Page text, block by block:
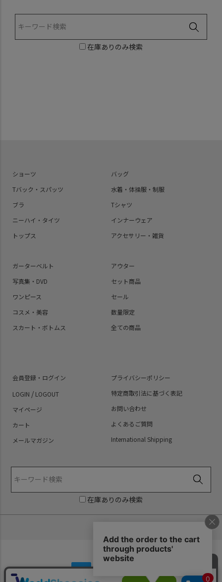
在庫ありのみ検索
ショーツ
Tバック・スパッツ
ブラ
ニーハイ・タイツ
トップス
バッグ
水着・体操服・制服
Tシャツ
インナーウェア
アクセサリー・雑貨
ガーターベルト
写真集・DVD
ワンピース
コスメ・美容
スカート・ボトムス
アウター
セット商品
セール
数量限定
全ての商品
会員登録・ログイン
LOGIN / LOGOUT
マイページ
カート
メールマガジン
プライバシーポリシー
特定商取引法に基づく表記
お問い合わせ
よくあるご質問
International Shipping
在庫ありのみ検索